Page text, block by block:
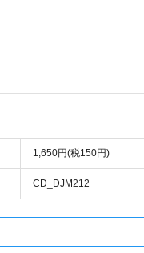
1,650円(税150円)
CD_DJM212